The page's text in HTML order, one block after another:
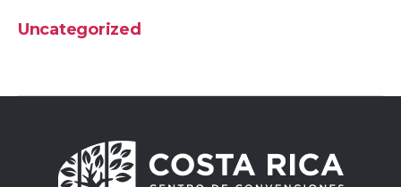
Uncategorized